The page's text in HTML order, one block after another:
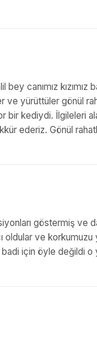
canımız
yürüttüler gönül
bir kediydi. İlgileleri
ederiz. Gönül
göstermiş ve
oldular ve
için öyle değildi